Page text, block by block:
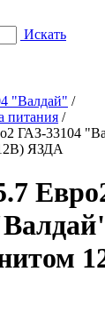
Искать
"Валдай" /
питания /
ГАЗ-33104
ЯЗДА